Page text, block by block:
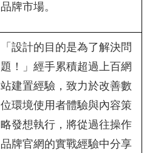
品牌市場。
「設計的目的是為了解決問
題！」經手累積超過上百網
站建置經驗，致力於改善數
位環境使用者體驗與內容策
略發想執行，將從過往操作
品牌官網的實戰經驗中分享